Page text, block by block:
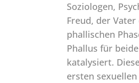
Soziologen,
Freud, der
phallischen
Phallus für
katalysiert.
ersten